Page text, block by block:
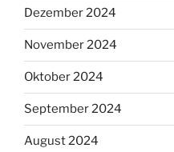
Dezember 2024
November 2024
Oktober 2024
September 2024
August 2024